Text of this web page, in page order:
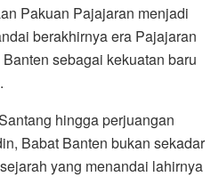
Pakuan Pajajaran menjadi
berakhirnya era Pajajaran
sebagai kekuatan baru
hingga perjuangan
Babat Banten bukan sekadar
yang menandai lahirnya